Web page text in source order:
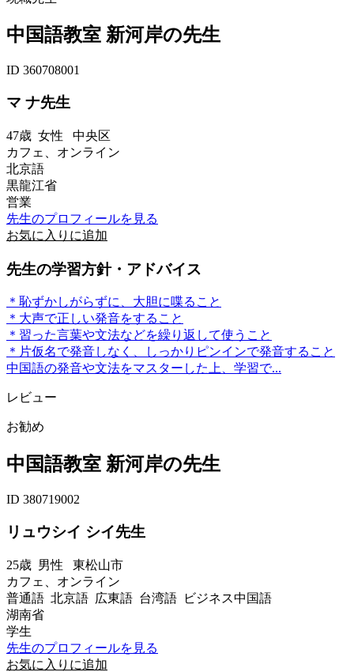
中国語教室 新河岸の先生
ID 360708001
マ ナ先生
47歳 女性 中央区
カフェ、オンライン
北京語
黒龍江省
営業
先生のプロフィールを見る
お気に入りに追加
先生の学習方針・アドバイス
＊恥ずかしがらずに、大胆に喋ること
＊大声で正しい発音をすること
＊習った言葉や文法などを繰り返して使うこと
＊片仮名で発音しなく、しっかりピンインで発音すること
中国語の発音や文法をマスターした上、学習で...
レビュー
お勧め
中国語教室 新河岸の先生
ID 380719002
リュウシイ シイ先生
25歳 男性 東松山市
カフェ、オンライン
普通語 北京語 広東語 台湾語 ビジネス中国語
湖南省
学生
先生のプロフィールを見る
お気に入りに追加